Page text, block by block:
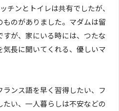
チンとトイレは共有でしたが、
のがありました。マダムは留
が、家にいる時には、つたな
長に聞いてくれる、優しいマ
ンス語を早く習得したい、フ
い、一人暮らしは不安などの